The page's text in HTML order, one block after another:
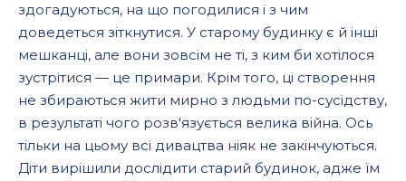
здогадуються, на що погодилися і з чим
доведеться зіткнутися. У старому будинку є й інші
мешканці, але вони зовсім не ті, з ким би хотілося
зустрітися — це примари. Крім того, ці створення
не збираються жити мирно з людьми по-сусідству,
в результаті чого розв'язується велика війна. Ось
тільки на цьому всі дивацтва ніяк не закінчуються.
Діти вирішили дослідити старий будинок, адже їм